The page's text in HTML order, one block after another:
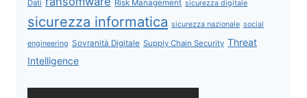
Dati
Risk Management sicurezza digitale
sicurezza informatica sicurezza nazionale social
engineering Sovranità Digitale Supply Chain Security Threat
Intelligence